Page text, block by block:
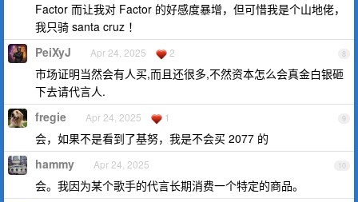
Factor 而让我对 Factor 的好感度暴增，但可惜我是个山地佬，
我只骑 santa cruz ！
8
PeiXyJ Apr 24, 2025 2
市场证明当然会有人买,而且还很多,不然资本怎么会真金白银砸
下去请代言人.
9
fregie Apr 24, 2025 1
会，如果不是看到了基努，我是不会买 2077 的
10
hammy Apr 24, 2025
会。我因为某个歌手的代言长期消费一个特定的商品。